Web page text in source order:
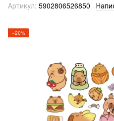
Артикул: 5902806526850
−20%